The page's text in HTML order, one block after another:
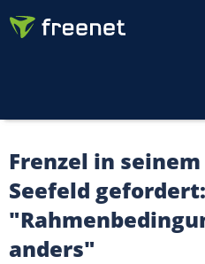
Frenzel in
Seefeld gefordert:
anders"